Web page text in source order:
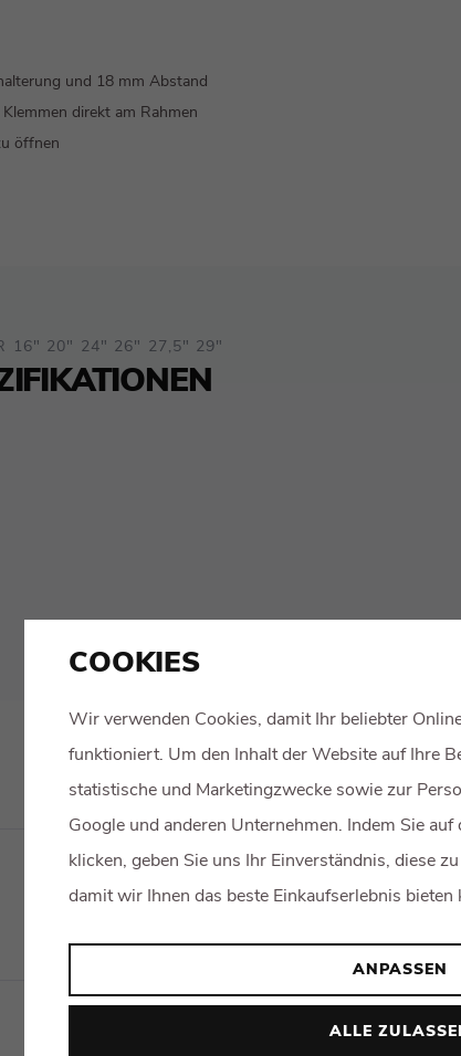
und 18 mm Abstand
direkt am Rahmen
öffnen
16" 20" 24" 26" 27,5" 29"
COOKIES
Wir verwenden Cookies, damit Ihr beliebter
funktioniert. Um den Inhalt der Website auf Ihre
statistische und Marketingzwecke sowie zur
Google und anderen Unternehmen. Indem Sie auf
klicken, geben Sie uns Ihr Einverständnis, diese
damit wir Ihnen das beste Einkaufserlebnis bieten
ANPASSEN
ALLE